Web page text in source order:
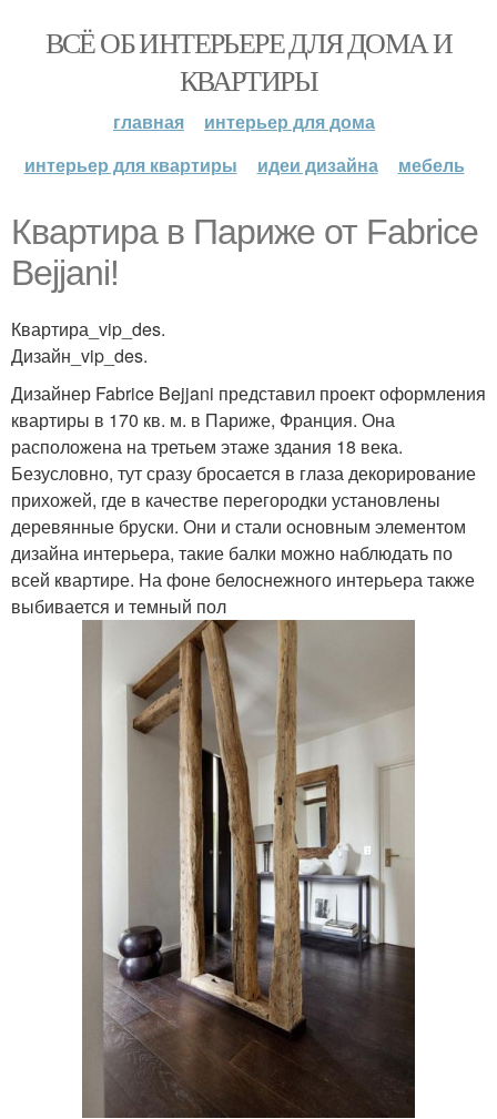
ВСЁ ОБ ИНТЕРЬЕРЕ ДЛЯ ДОМА И
КВАРТИРЫ
главная
интерьер для дома
интерьер для квартиры
идеи дизайна мебель
Квартира в Париже от Fabrice
Bejjani!
Квартира_vip_des.
Дизайн_vip_des.
Дизайнер Fabrice Bejjani представил проект оформления
квартиры в 170 кв. м. в Париже, Франция. Она
расположена на третьем этаже здания 18 века.
Безусловно, тут сразу бросается в глаза декорирование
прихожей, где в качестве перегородки установлены
деревянные бруски. Они и стали основным элементом
дизайна интерьера, такие балки можно наблюдать по
всей квартире. На фоне белоснежного интерьера также
выбивается и темный пол